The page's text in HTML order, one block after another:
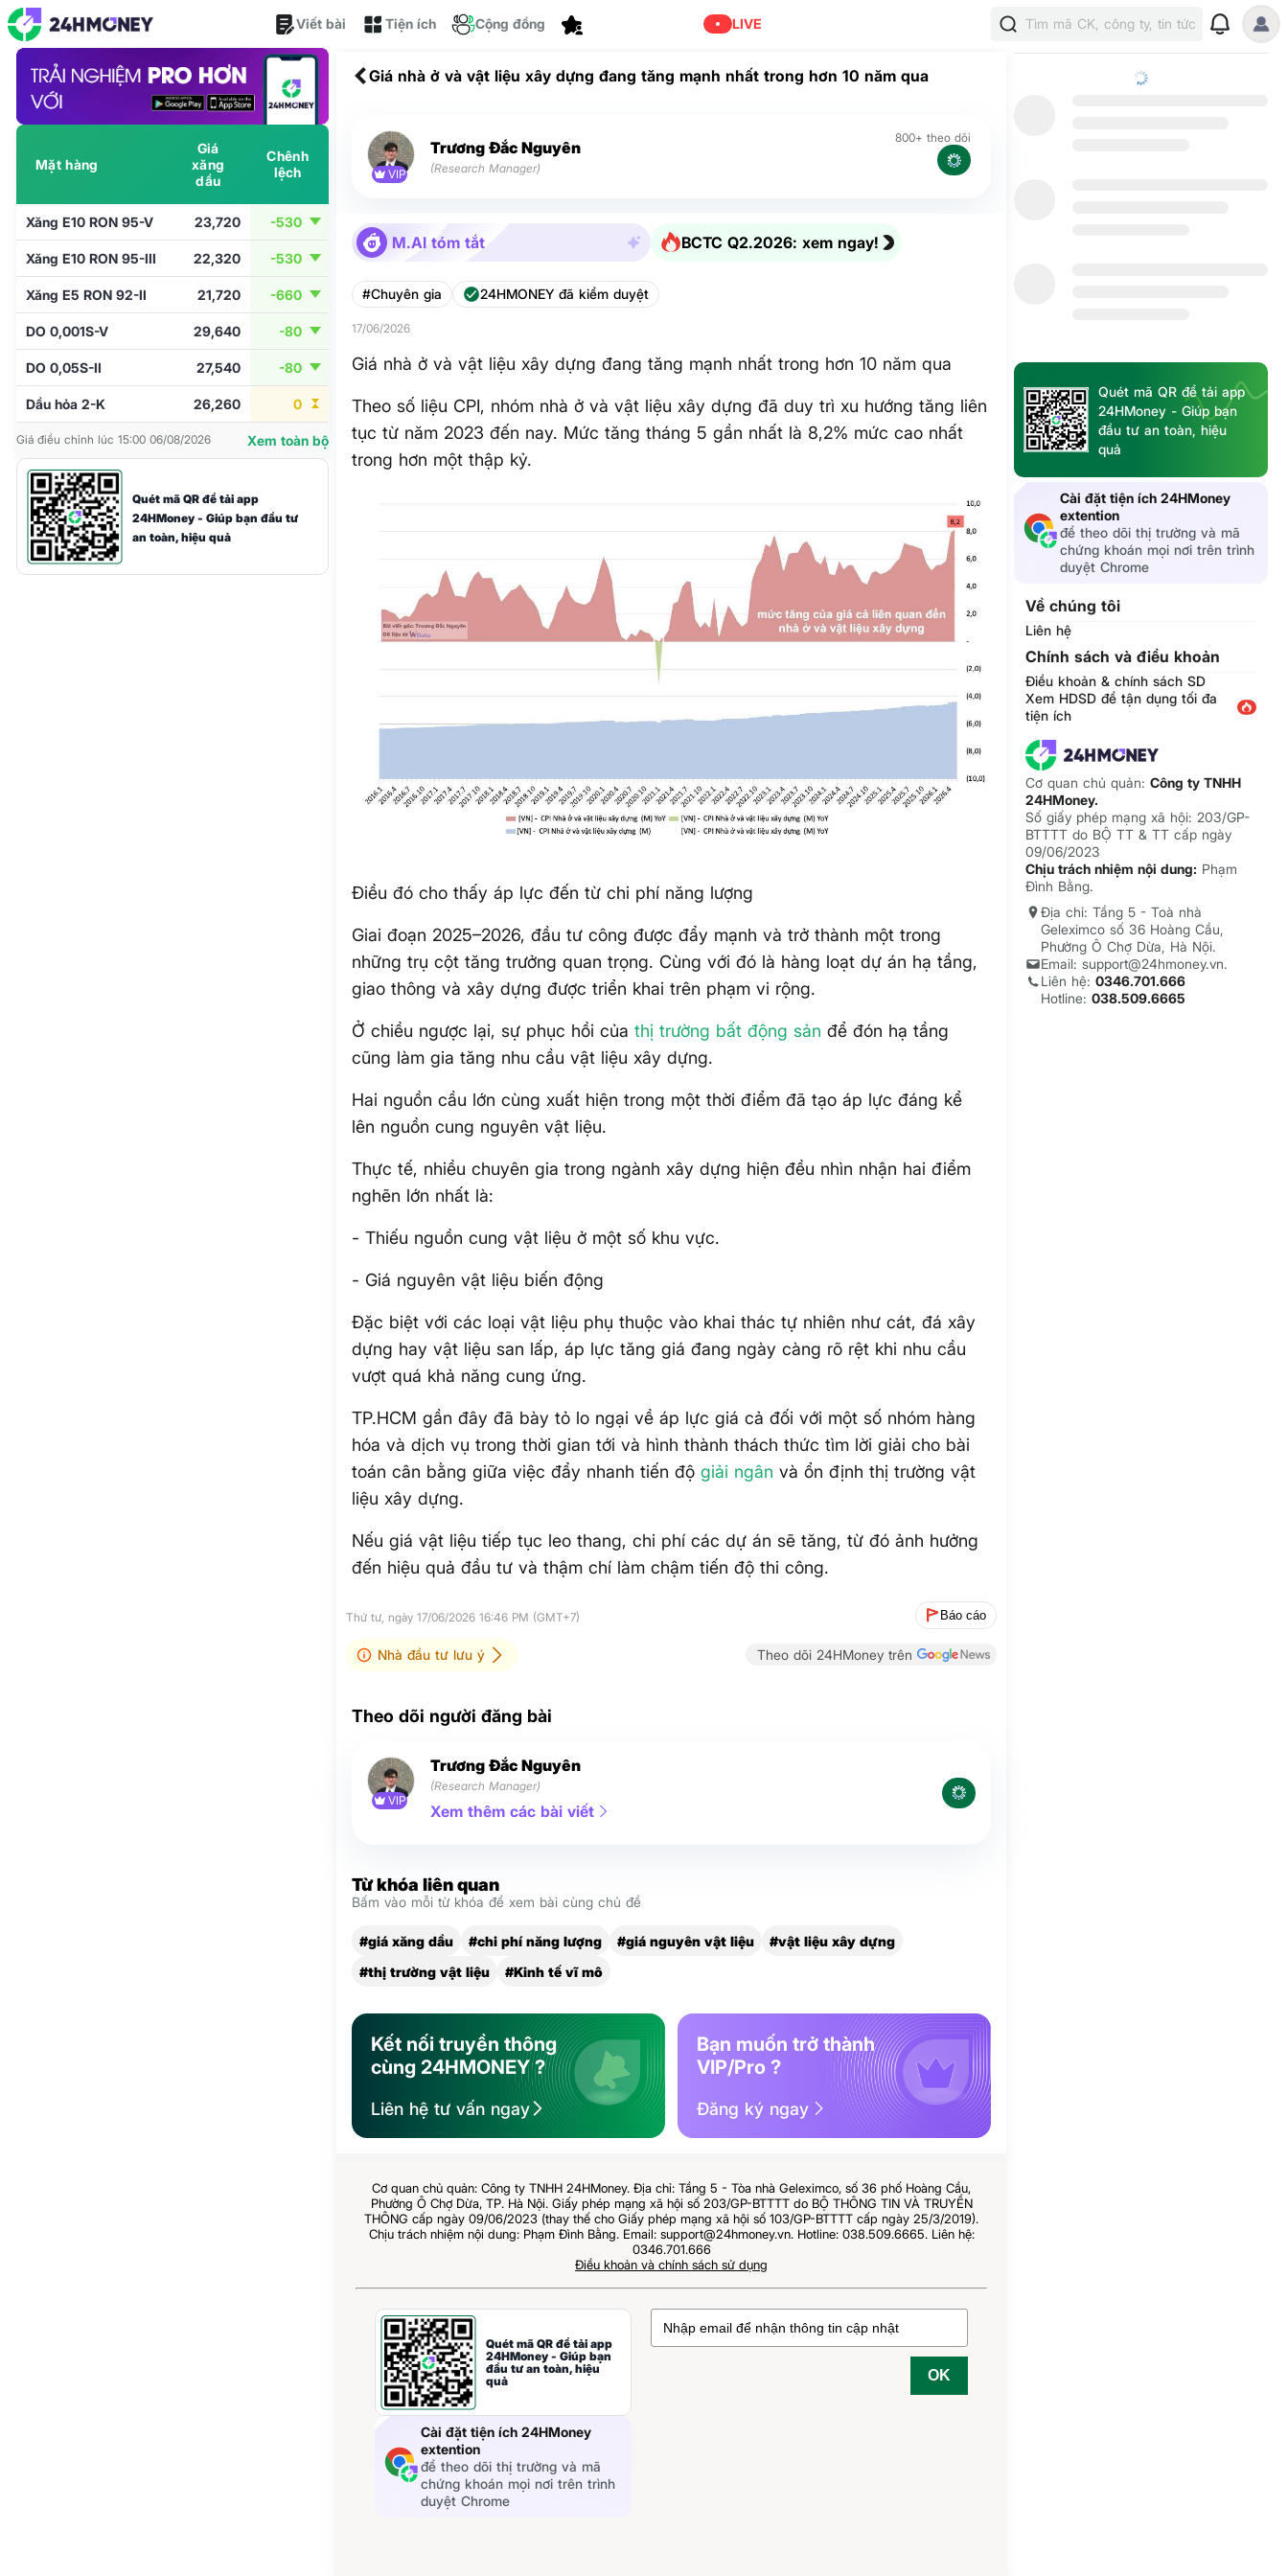
Viết bài Tiện ích Cộng đồng LIVE Tìm mã CK, công ty, tin tức
Mặt hàng
Giá
xăng
dầu
Chênh
lệch
Xăng E10 RON 95-V 23,720 -530
Xăng E10 RON 95-III 22,320 -530
Xăng E5 RON 92-II 21,720 -660
DO 0,001S-V 29,640 -80
DO 0,05S-II 27,540 -80
Dầu hỏa 2-K 26,260 0
Giá điều chỉnh lúc 15:00 06/08/2026 Xem toàn bộ
Quét mã QR để tải app
24HMoney - Giúp bạn đầu tư
an toàn, hiệu quả
Giá nhà ở và vật liệu xây dựng đang tăng mạnh nhất trong hơn 10 năm qua
VIP
Trương Đắc Nguyên
(Research Manager)
800+ theo dõi
M.AI tóm tắt BCTC Q2.2026: xem ngay!
#Chuyên gia 24HMONEY đã kiểm duyệt
17/06/2026
Giá nhà ở và vật liệu xây dựng đang tăng mạnh nhất trong hơn 10 năm qua
Theo số liệu CPI, nhóm nhà ở và vật liệu xây dựng đã duy trì xu hướng tăng liên
tục từ năm 2023 đến nay. Mức tăng tháng 5 gần nhất là 8,2% mức cao nhất
trong hơn một thập kỷ.
Điều đó cho thấy áp lực đến từ chi phí năng lượng
Giai đoạn 2025–2026, đầu tư công được đẩy mạnh và trở thành một trong
những trụ cột tăng trưởng quan trọng. Cùng với đó là hàng loạt dự án hạ tầng,
giao thông và xây dựng được triển khai trên phạm vi rộng.
Ở chiều ngược lại, sự phục hồi củathị trường bất động sản để đón hạ tầng
cũng làm gia tăng nhu cầu vật liệu xây dựng.
Hai nguồn cầu lớn cùng xuất hiện trong một thời điểm đã tạo áp lực đáng kể
lên nguồn cung nguyên vật liệu.
Thực tế, nhiều chuyên gia trong ngành xây dựng hiện đều nhìn nhận hai điểm
nghẽn lớn nhất là:
- Thiếu nguồn cung vật liệu ở một số khu vực.
- Giá nguyên vật liệu biến động
Đặc biệt với các loại vật liệu phụ thuộc vào khai thác tự nhiên như cát, đá xây
dựng hay vật liệu san lấp, áp lực tăng giá đang ngày càng rõ rệt khi nhu cầu
vượt quá khả năng cung ứng.
TP.HCM gần đây đã bày tỏ lo ngại về áp lực giá cả đối với một số nhóm hàng
hóa và dịch vụ trong thời gian tới và hình thành thách thức tìm lời giải cho bài
toán cân bằng giữa việc đẩy nhanh tiến độgiải ngân và ổn định thị trường vật
liệu xây dựng.
Nếu giá vật liệu tiếp tục leo thang, chi phí các dự án sẽ tăng, từ đó ảnh hưởng
đến hiệu quả đầu tư và thậm chí làm chậm tiến độ thi công.
Thứ tư, ngày 17/06/2026 16:46 PM (GMT+7) Báo cáo
Nhà đầu tư lưu ý Theo dõi 24HMoney trên
Theo dõi người đăng bài
VIP
Trương Đắc Nguyên
(Research Manager)
Xem thêm các bài viết
Từ khóa liên quan
Bấm vào mỗi từ khóa để xem bài cùng chủ đề
#giá xăng dầu #chi phí năng lượng #giá nguyên vật liệu
#vật liệu xây dựng
#thị trường vật liệu
#Kinh tế vĩ mô
Kết nối truyền thông
cùng 24HMONEY ?
Liên hệ tư vấn ngay
Bạn muốn trở thành
VIP/Pro ?
Đăng ký ngay
Cơ quan chủ quản: Công ty TNHH 24HMoney. Địa chỉ: Tầng 5 - Tòa nhà Geleximco, số 36 phố Hoàng Cầu,
Phường Ô Chợ Dừa, TP. Hà Nội. Giấy phép mạng xã hội số 203/GP-BTTTT do BỘ THÔNG TIN VÀ TRUYỀN
THÔNG cấp ngày 09/06/2023 (thay thế cho Giấy phép mạng xã hội số 103/GP-BTTTT cấp ngày 25/3/2019).
Chịu trách nhiệm nội dung: Phạm Đình Bằng. Email: support@24hmoney.vn. Hotline: 038.509.6665. Liên hệ:
0346.701.666
Điều khoản và chính sách sử dụng
Quét mã QR để tải app
24HMoney - Giúp bạn
đầu tư an toàn, hiệu
quả
Cài đặt tiện ích 24HMoney
extention
để theo dõi thị trường và mã
chứng khoán mọi nơi trên trình
duyệt Chrome
OK
Quét mã QR để tải app
24HMoney - Giúp bạn
đầu tư an toàn, hiệu
quả
Cài đặt tiện ích 24HMoney
extention
để theo dõi thị trường và mã
chứng khoán mọi nơi trên trình
duyệt Chrome
Về chúng tôi
Liên hệ
Chính sách và điều khoản
Điều khoản & chính sách SD
Xem HDSD để tận dụng tối đa
tiện ích
Cơ quan chủ quản:Công ty TNHH
24HMoney.
Số giấy phép mạng xã hội: 203/GP-
BTTTT do BỘ TT & TT cấp ngày
09/06/2023
Chịu trách nhiệm nội dung: Phạm
Đình Bằng.
Địa chỉ: Tầng 5 - Toà nhà
Geleximco số 36 Hoàng Cầu,
Phường Ô Chợ Dừa, Hà Nội.
Email: support@24hmoney.vn.
Liên hệ:0346.701.666
Hotline:038.509.6665